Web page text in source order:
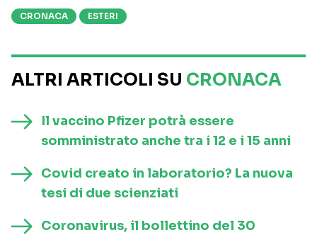
CRONACA ESTERI
ALTRI ARTICOLI SU CRONACA
Il vaccino Pfizer potrà essere
somministrato anche tra i 12 e i 15 anni
Covid creato in laboratorio? La nuova
tesi di due scienziati
Coronavirus, il bollettino del 30